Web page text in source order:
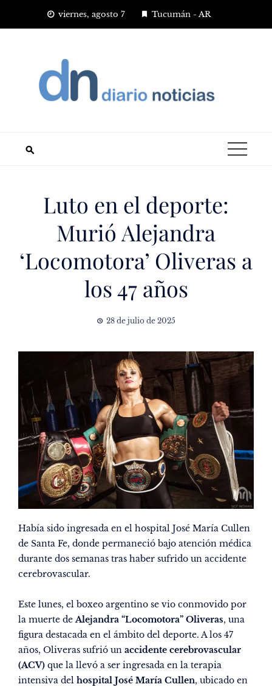
viernes, agosto 7 Tucumán - AR
Luto en el deporte:
Murió Alejandra
‘Locomotora’ Oliveras a
los 47 años
28 de julio de 2025
Había sido ingresada en el hospital José María Cullen
de Santa Fe, donde permaneció bajo atención médica
durante dos semanas tras haber sufrido un accidente
cerebrovascular.
Este lunes, el boxeo argentino se vio conmovido por
la muerte deAlejandra “Locomotora” Oliveras, una
figura destacada en el ámbito del deporte. A los 47
años, Oliveras sufrió un accidente cerebrovascular
(ACV) que la llevó a ser ingresada en la terapia
intensiva del hospital José María Cullen, ubicado en